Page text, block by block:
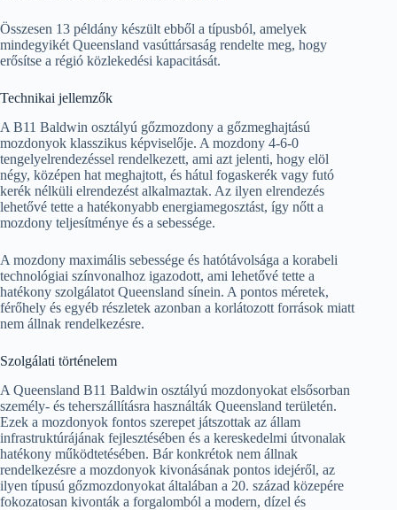
Összesen 13 példány készült ebből a típusból, amelyek
mindegyikét Queensland vasúttársaság rendelte meg, hogy
erősítse a régió közlekedési kapacitását.
Technikai jellemzők
A B11 Baldwin osztályú gőzmozdony a gőzmeghajtású
mozdonyok klasszikus képviselője. A mozdony 4-6-0
tengelyelrendezéssel rendelkezett, ami azt jelenti, hogy elöl
négy, középen hat meghajtott, és hátul fogaskerék vagy futó
kerék nélküli elrendezést alkalmaztak. Az ilyen elrendezés
lehetővé tette a hatékonyabb energiamegosztást, így nőtt a
mozdony teljesítménye és a sebessége.
A mozdony maximális sebessége és hatótávolsága a korabeli
technológiai színvonalhoz igazodott, ami lehetővé tette a
hatékony szolgálatot Queensland sínein. A pontos méretek,
férőhely és egyéb részletek azonban a korlátozott források miatt
nem állnak rendelkezésre.
Szolgálati történelem
A Queensland B11 Baldwin osztályú mozdonyokat elsősorban
személy- és teherszállításra használták Queensland területén.
Ezek a mozdonyok fontos szerepet játszottak az állam
infrastruktúrájának fejlesztésében és a kereskedelmi útvonalak
hatékony működtetésében. Bár konkrétok nem állnak
rendelkezésre a mozdonyok kivonásának pontos idejéről, az
ilyen típusú gőzmozdonyokat általában a 20. század közepére
fokozatosan kivonták a forgalomból a modern, dízel és